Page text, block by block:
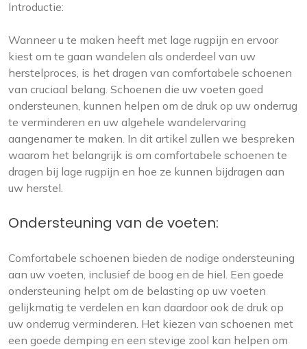
Introductie:
Wanneer u te maken heeft met lage rugpijn en ervoor
kiest om te gaan wandelen als onderdeel van uw
herstelproces, is het dragen van comfortabele schoenen
van cruciaal belang. Schoenen die uw voeten goed
ondersteunen, kunnen helpen om de druk op uw onderrug
te verminderen en uw algehele wandelervaring
aangenamer te maken. In dit artikel zullen we bespreken
waarom het belangrijk is om comfortabele schoenen te
dragen bij lage rugpijn en hoe ze kunnen bijdragen aan
uw herstel.
Ondersteuning van de voeten:
Comfortabele schoenen bieden de nodige ondersteuning
aan uw voeten, inclusief de boog en de hiel. Een goede
ondersteuning helpt om de belasting op uw voeten
gelijkmatig te verdelen en kan daardoor ook de druk op
uw onderrug verminderen. Het kiezen van schoenen met
een goede demping en een stevige zool kan helpen om